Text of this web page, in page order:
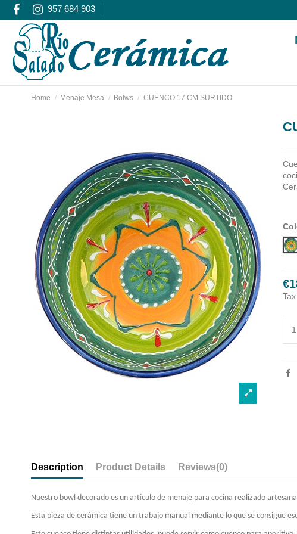
957 684 903
Home Menaje Mesa Bolws CUENCO 17 CM SURTIDO
Description Product Details Reviews(0)
Nuestro bowl decorado es un artículo de menaje para cocina realizado
Esta pieza de cerámica tiene un trabajo manual mediante lo que se consigue